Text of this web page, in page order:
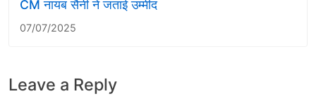
CM नायब सैनी ने जताई उम्मीद
07/07/2025
Leave a Reply